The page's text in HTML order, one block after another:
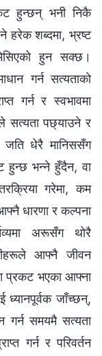
हुन्छन् भनी निकै
हरेक शब्दमा, भ्रष्ट
हुन सक्छ।
गर्न सत्यताको
गर्न र स्वभावमा
सत्यता पछ्याउने र
जति धेरै मानिससँग
हुन्छ भन्‍ने हुँदैन, वा
गरेमा, कम
धारणा र कल्पना
अरूसँग थोरै
आफ्नै जीवन
प्रकट भएका आफ्ना
ध्यानपूर्वक जाँच्छन्,
गर्न समयमै सत्यता
गर्न र परिवर्तन